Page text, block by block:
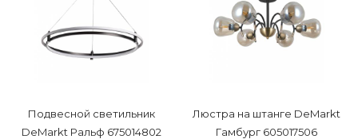
Подвесной светильник
DeMarkt Ральф 675014802
Люстра на штанге DeMarkt
Гамбург 605017506